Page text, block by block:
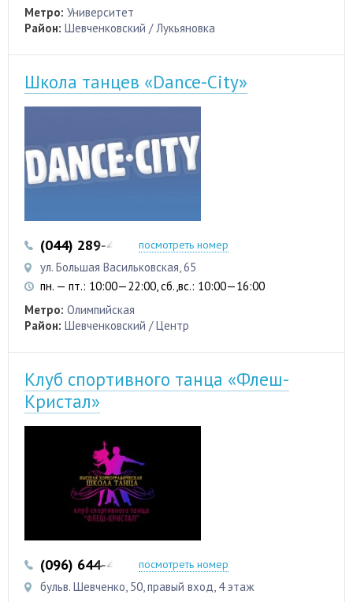
Метро: Университет
Район: Шевченковский / Лукьяновка
Школа танцев «Dance-City»
(044) 289-46-84 (063) 297-77-98
посмотреть номер
ул. Большая Васильковская, 65
пн. — пт.: 10:00—22:00, сб.,вс.: 10:00—16:00
Метро: Олимпийская
Район: Шевченковский / Центр
Клуб спортивного танца «Флеш-
Кристал»
(096) 644-44-46посмотреть номер
бульв. Шевченко, 50, правый вход, 4 этаж